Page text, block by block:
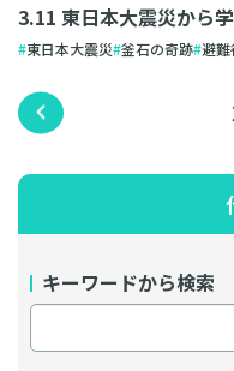
3.11 東日本大震災から
東日本大震災 釜石の奇跡 避難
キーワードから検索